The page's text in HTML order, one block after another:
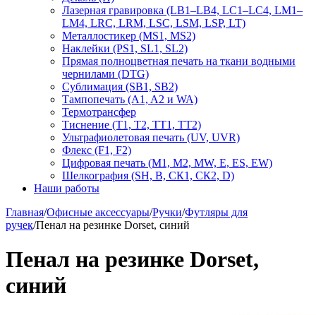
Лазерная гравировка (LB1–LB4, LC1–LC4, LM1–
LM4, LRC, LRM, LSC, LSM, LSP, LT)
Металлостикер (MS1, MS2)
Наклейки (PS1, SL1, SL2)
Прямая полноцветная печать на ткани водными
чернилами (DTG)
Сублимация (SB1, SB2)
Тампопечать (A1, A2 и WA)
Термотрансфер
Тиснение (Т1, Т2, ТT1, ТT2)
Ультрафиолетовая печать (UV, UVR)
Флекс (F1, F2)
Цифровая печать (M1, M2, MW, E, ES, EW)
Шелкография (SH, В, СК1, СК2, D)
Наши работы
Главная/Офисные аксессуары/Ручки/Футляры для
ручек/Пенал на резинке Dorset, синий
Пенал на резинке Dorset,
синий